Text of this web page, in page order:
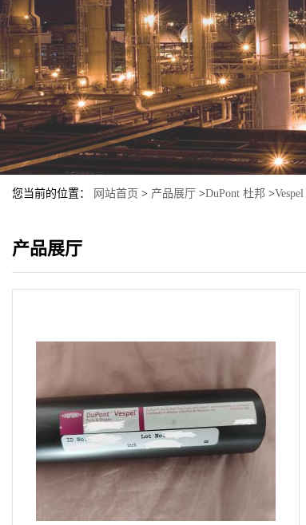
您当前的位置： 网站首页 > 产品展厅 >DuPont 杜邦 >Vespel
产品展厅